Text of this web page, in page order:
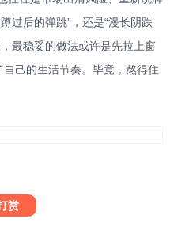
过后的弹跳”，还是“漫长阴跌
最稳妥的做法或许是先拉上窗
己的生活节奏。毕竟，熬得住
赏